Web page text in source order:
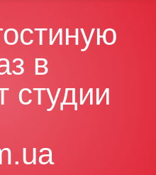
в
студии